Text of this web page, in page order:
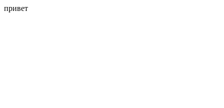
привет